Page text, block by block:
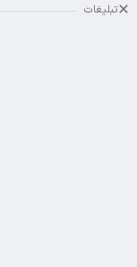
تبلیغات